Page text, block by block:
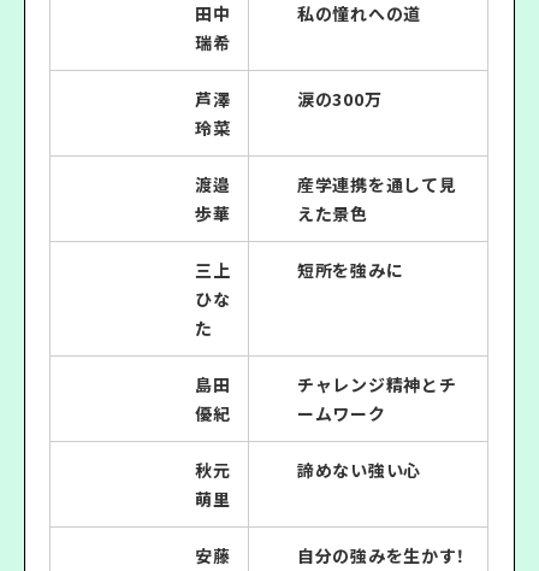
田中
瑞希
私の憧れへの道
芦澤
玲菜
涙の300万
渡邉
歩華
産学連携を通して見
えた景色
三上
ひな
た
短所を強みに
島田
優紀
チャレンジ精神とチ
ームワーク
秋元
萌里
諦めない強い心
安藤
自分の強みを生かす！